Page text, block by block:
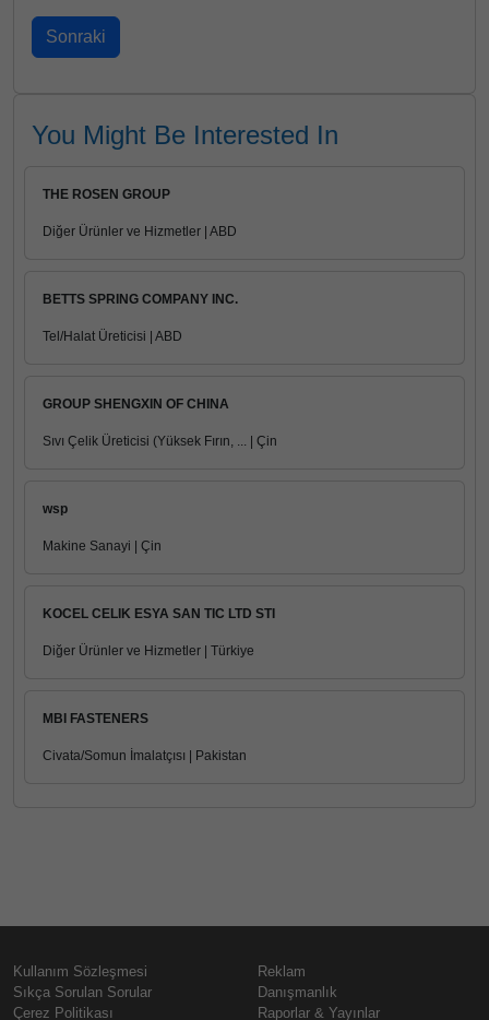
You Might Be Interested In
THE ROSEN GROUP
Diğer Ürünler ve Hizmetler | ABD
BETTS SPRING COMPANY INC.
Tel/Halat Üreticisi | ABD
GROUP SHENGXIN OF CHINA
Sıvı Çelik Üreticisi (Yüksek Fırın, ... | Çin
wsp
Makine Sanayi | Çin
KOCEL CELIK ESYA SAN TIC LTD STI
Diğer Ürünler ve Hizmetler | Türkiye
MBI FASTENERS
Civata/Somun İmalatçısı | Pakistan
Kullanım Sözleşmesi
Sıkça Sorulan Sorular
Çerez Politikası
Reklam
Danışmanlık
Raporlar & Yayınlar